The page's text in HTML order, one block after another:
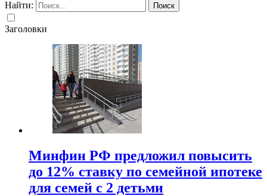
Найти:
Заголовки
Минфин РФ предложил повысить
до 12% ставку по семейной ипотеке
для семей с 2 детьми